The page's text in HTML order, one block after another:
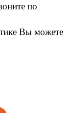
по
Вы можете